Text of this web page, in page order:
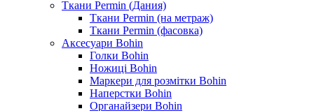
Ткани Permin (Дания)
Ткани Permin (на метраж)
Ткани Permin (фасовка)
Аксесуари Bohin
Голки Bohin
Ножиці Bohin
Маркери для розмітки Bohin
Наперстки Bohin
Органайзери Bohin